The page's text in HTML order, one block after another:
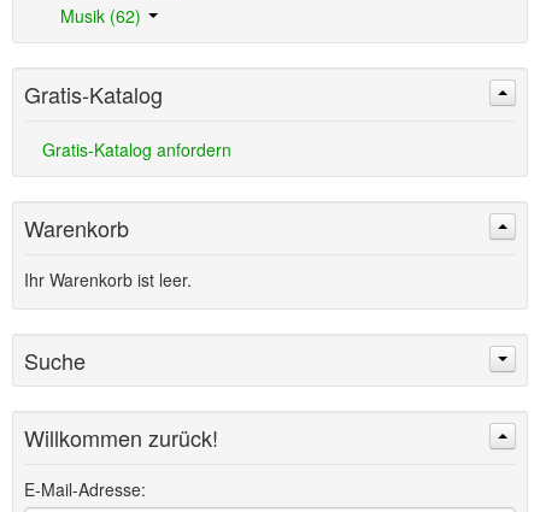
Musik (62)
Gratis-Katalog
Gratis-Katalog anfordern
Warenkorb
Ihr Warenkorb ist leer.
Suche
Willkommen zurück!
E-Mail-Adresse: